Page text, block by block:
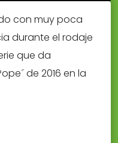
con muy poca
durante el rodaje
que da
de 2016 en la